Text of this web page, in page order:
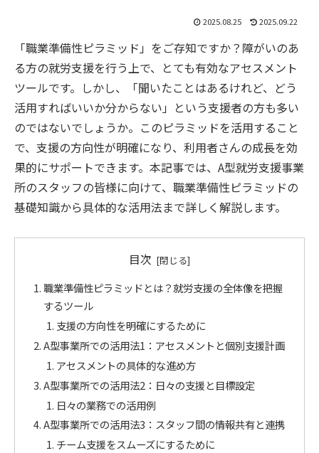
2025.08.25 2025.09.22
「職業準備性ピラミッド」をご存知ですか？障がいのあ
る方の就労支援を行う上で、とても有効なアセスメント
ツールです。しかし、「聞いたことはあるけれど、どう
活用すればいいか分からない」という支援者の方も多い
のではないでしょうか。このピラミッドを活用すること
で、支援の方向性が明確になり、利用者さんの成長を効
果的にサポートできます。本記事では、A型就労支援事業
所のスタッフの皆様に向けて、職業準備性ピラミッドの
基礎知識から具体的な活用法まで詳しく解説します。
目次
職業準備性ピラミッドとは？就労支援の全体像を把握
するツール
支援の方向性を明確にするために
A型事業所での活用法1：アセスメントと個別支援計画
アセスメントの具体的な進め方
A型事業所での活用法2：日々の支援と目標設定
日々の業務での活用例
A型事業所での活用法3：スタッフ間の情報共有と連携
チーム支援をスムーズにするために